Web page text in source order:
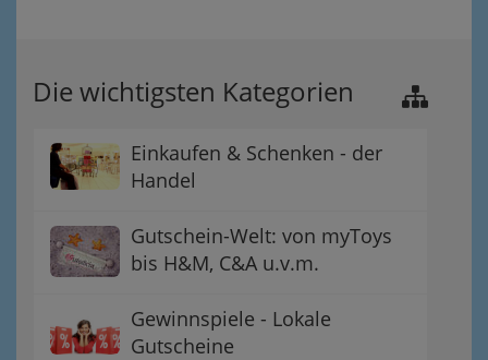
Die wichtigsten Kategorien
Einkaufen & Schenken - der
Handel
Gutschein-Welt: von myToys
bis H&M, C&A u.v.m.
Gewinnspiele - Lokale
Gutscheine